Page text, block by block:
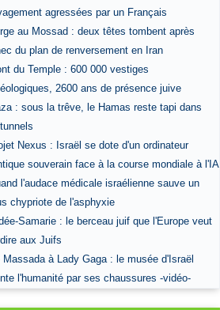
agressées par un Français
au Mossad : deux têtes tombent après
du plan de renversement en Iran
du Temple : 600 000 vestiges
2600 ans de présence juive
: sous la trêve, le Hamas reste tapi dans
Nexus : Israël se dote d'un ordinateur
souverain face à la course mondiale à l'IA
l'audace médicale israélienne sauve un
chypriote de l'asphyxie
Samarie : le berceau juif que l'Europe veut
aux Juifs
Massada à Lady Gaga : le musée d'Israël
l'humanité par ses chaussures -vidéo-